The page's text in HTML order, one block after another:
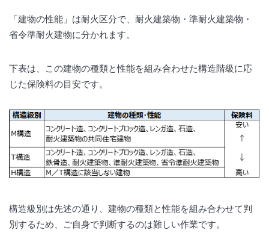
「建物の性能」は耐火区分で、耐火建築物・準耐火建築物・
省令準耐火建物に分かれます。
下表は、この建物の種類と性能を組み合わせた構造階級に応
じた保険料の目安です。
構造級別は先述の通り、建物の種類と性能を組み合わせて判
別するため、ご自身で判断するのは難しい作業です。